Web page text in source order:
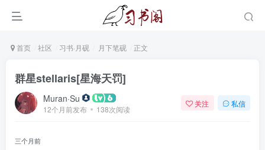
首页 社区 习书·月砚 月下笔砚 正文
群星stellaris[星海天罚]
Muran·Su
12个月前发布 138次阅读
关注 私信
三个月前